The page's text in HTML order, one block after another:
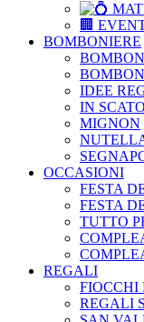
🏢
BOMBONIERE
IDEE
IN
MIGNON
OCCASIONI
FESTA
FESTA
TUTTO
REGALI
FIOCCHI
REGALI